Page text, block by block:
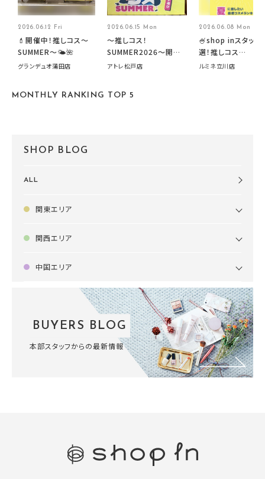
2026.06.12 Fri
💄開催中！推しコス〜
SUMMER〜🌤️🌺
グランデュオ蒲田店
2026.06.15 Mon
～推しコス！
SUMMER2026～開催
中です！
アトレ松戸店
2026.06.08 Mon
🍧shop inスタッフ
選！推しコス
summer2026開催
ルミネ立川店
MONTHLY RANKING TOP 5
SHOP BLOG
ALL
関東エリア
関西エリア
中国エリア
BUYERS BLOG
本部スタッフからの最新情報